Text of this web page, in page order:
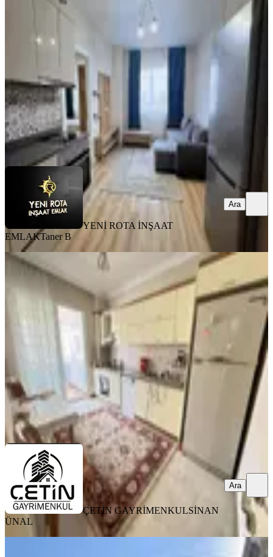
Onikişubat, Üngüt Mahallesi
2+0
·4. Kat 01.08.2026
23.000 ₺
YENİ ROTA İNŞAAT EMLAKTaner B
Ara
YENİ ROTA İNŞAAT
EMLAKTaner B
Ara
MANZARALI
Çetin Gayrimenkulden Şekerdere
Cadde Üzeri Kiralık 4+1
Onikişubat, Karamanlı Mahallesi
01.08.2026
30.000 ₺
ÇETİN GAYRİMENKULSİNAN ÜNAL
Ara
ÇETİN GAYRİMENKULSİNAN
ÜNAL
Ara